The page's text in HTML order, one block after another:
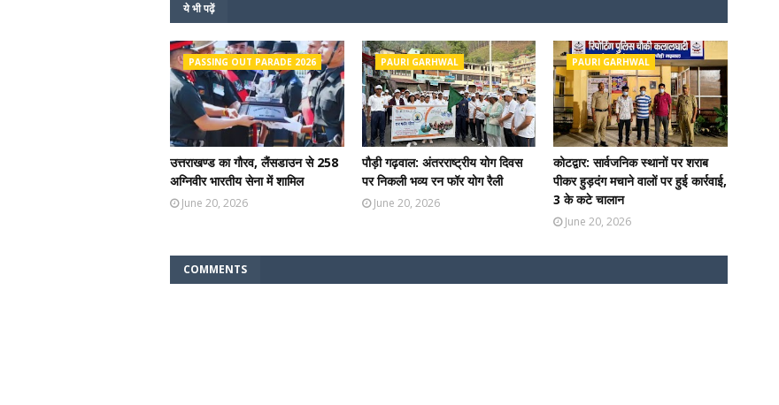
ये भी पढ़ें
PASSING OUT PARADE 2026
उत्तराखण्ड का गौरव, लैंसडाउन से 258
अग्निवीर भारतीय सेना में शामिल
June 20, 2026
PAURI GARHWAL
पौड़ी गढ़वाल: अंतरराष्ट्रीय योग दिवस
पर निकली भव्य रन फॉर योग रैली
June 20, 2026
PAURI GARHWAL
कोटद्वार: सार्वजनिक स्थानों पर शराब
पीकर हुड़दंग मचाने वालों पर हुई कार्रवाई,
3 के कटे चालान
June 20, 2026
COMMENTS